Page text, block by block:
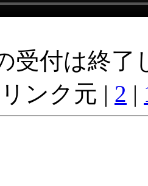
受付は終了
ンク元 | 2 |